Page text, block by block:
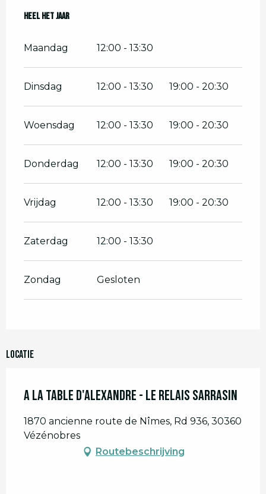
Heel het jaar
Heel het jaar
Maandag 12:00 - 13:30
Dinsdag 12:00 - 13:30 19:00 - 20:30
Woensdag 12:00 - 13:30 19:00 - 20:30
Donderdag 12:00 - 13:30 19:00 - 20:30
Vrijdag 12:00 - 13:30 19:00 - 20:30
Zaterdag 12:00 - 13:30
Zondag Gesloten
Locatie
A la Table d'Alexandre - Le Relais Sarrasin
1870 ancienne route de Nîmes, Rd 936, 30360
Vézénobres
Routebeschrijving